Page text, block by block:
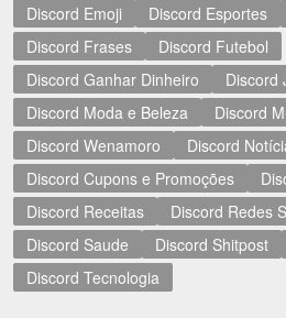
Discord Emoji
Discord Esportes
Discord Frases
Discord Futebol
Discord Ganhar Dinheiro
Discord
Discord Moda e Beleza
Discord
Discord Wenamoro
Discord
Discord Cupons e Promoções
Discord Receitas
Discord Redes
Discord Saude
Discord Shitpost
Discord Tecnologia